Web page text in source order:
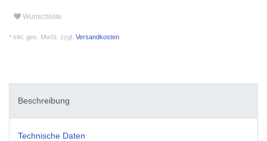
Wunschliste
* inkl. ges. MwSt. zzgl. Versandkosten
Beschreibung
Technische Daten